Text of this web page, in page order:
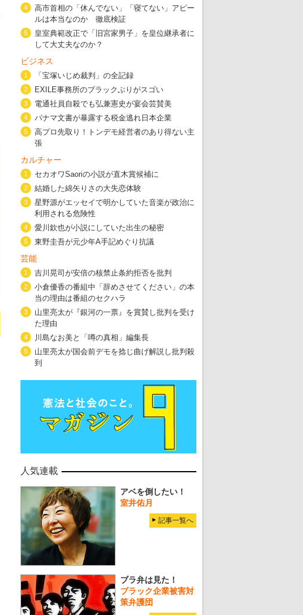
特集 2 東京五輪強行開催特別企画 大ウソだら
・ 五輪入場行進にすぎやまこういちの曲、杉田水脈の
・ 大ウソだらけの東京五輪！ 安倍・菅・森はどんな嘘を
・
五輪サッカー・久保建英が南アの陽性者に「僕らに損ではない
・ 五輪関係者が入国当日、築地を散歩！
・ 五輪でIOCラウンジ以外にVIPルーム、広告代理店は物品購入
4
高市首相の「休んでない」「寝てない」アピー
ルは本当なのか 徹底検証
5
皇室典範改正で「旧宮家男子」を皇位継承者に
して大丈夫なのか？
ビジネス
1 「宝塚いじめ裁判」の全記録
2 EXILE事務所のブラックぶりがスゴい
3 電通社員自殺でも弘兼憲史が宴会芸賛美
4 パナマ文書が暴露する税金逃れ日本企業
5
高プロ先取り！トンデモ経営者のあり得ない主
張
カルチャー
1 セカオワSaoriの小説が直木賞候補に
2 結婚した綿矢りさの大失恋体験
3
星野源がエッセイで明かしていた音楽が政治に
利用される危険性
4 愛川欽也が小説にしていた出生の秘密
5 東野圭吾が元少年A手記めぐり抗議
芸能
1 吉川晃司が安倍の核禁止条約拒否を批判
2
小倉優香の番組中「辞めさせてください」の本
当の理由は番組のセクハラ
3
山里亮太が『銀河の一票』を賞賛し批判を受け
た理由
4 川島なお美と「噂の真相」編集長
5
山里亮太が国会前デモを捻じ曲げ解説し批判殺
到
人気連載
アベを倒したい！
室井佑月
記事一覧へ
ブラ弁は見た！
ブラック企業被害対
策弁護団